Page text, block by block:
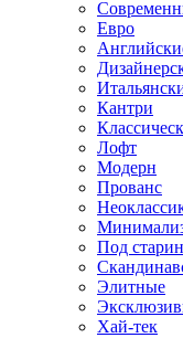
Евро
Кантри
Лофт
Модерн
Прованс
Под
Элитные
Хай-тек